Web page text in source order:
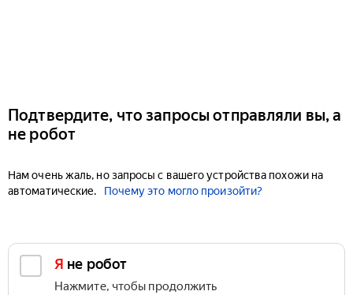
Подтвердите, что запросы отправляли вы, а
не робот
Нам очень жаль, но запросы с вашего устройства похожи на
автоматические.
Почему это могло произойти?
Я не робот
Нажмите, чтобы продолжить